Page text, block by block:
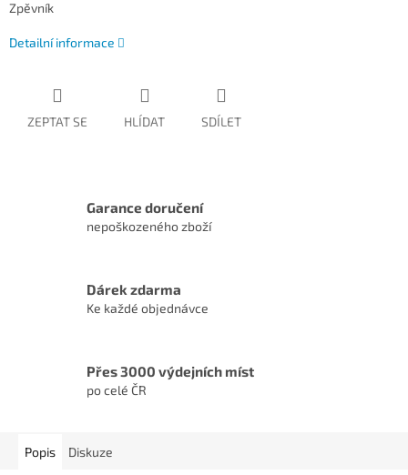
Zpěvník
Detailní informace
ZEPTAT SE HLÍDAT SDÍLET
Garance doručení
nepoškozeného zboží
Dárek zdarma
Ke každé objednávce
Přes 3000 výdejních míst
po celé ČR
Popis Diskuze